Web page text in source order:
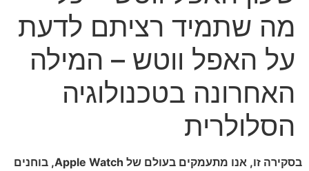
מה שתמיד רציתם לדעת
על האפל ווטש – המילה
האחרונה בטכנולוגיה
הסלולרית
בסקירה זו, אנו מתעמקים בעולם של Apple Watch, בוחנים